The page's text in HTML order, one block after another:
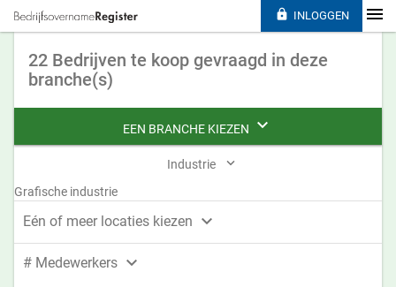
22 Bedrijven te koop gevraagd in deze
branche(s)
EEN BRANCHE KIEZEN 
Industrie 
Grafische industrie
Eén of meer locaties kiezen 
# Medewerkers 
 INLOGGEN